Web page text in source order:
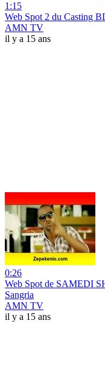
1:15
Web Spot 2 du Casting
AMN TV
il y a 15 ans
0:26
Web Spot de SAMEDI
Sangria
AMN TV
il y a 15 ans